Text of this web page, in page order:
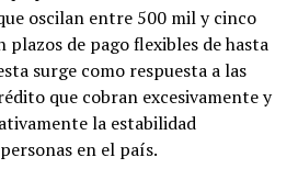
oscilan entre 500 mil y cinco
plazos de pago flexibles de hasta
surge como respuesta a las
que cobran excesivamente y
la estabilidad
en el país.